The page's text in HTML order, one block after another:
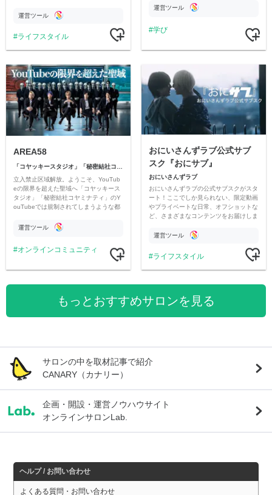
ただいています。
運営ツール
ライフスタイル
す運営ツール
学び
AREA58
立入禁止区域解放。ようこそ、YouTub
eの限界を超えた聖域へ「コヤッキース
タジオ」「秘密結社コヤミナティ」のY
ouTubeでは規制されてしまうような都
公開。
運営ツール
オンラインコミュニティ
おにいさんずラブ公式サブ
スク『おにサブ』
おにいさんずラブ
おにいさんずラブの公式サブスクがスタ
ート！ここでしか見られない、限定動画
やプライベートな日常、オフショットな
ど、さまざまなコンテンツをお届けしま
運営ツール
ライフスタイル
もっとおすすめサロンを見る
サロンの中を取材記事で紹介
CANARY（カナリー）
企画・開設・運営ノウハウサイト
オンラインサロンLab.
ヘルプ / お問い合わせ
よくある質問・お問い合わせ